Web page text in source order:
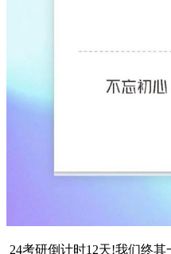
24考研倒计时12天!我们终